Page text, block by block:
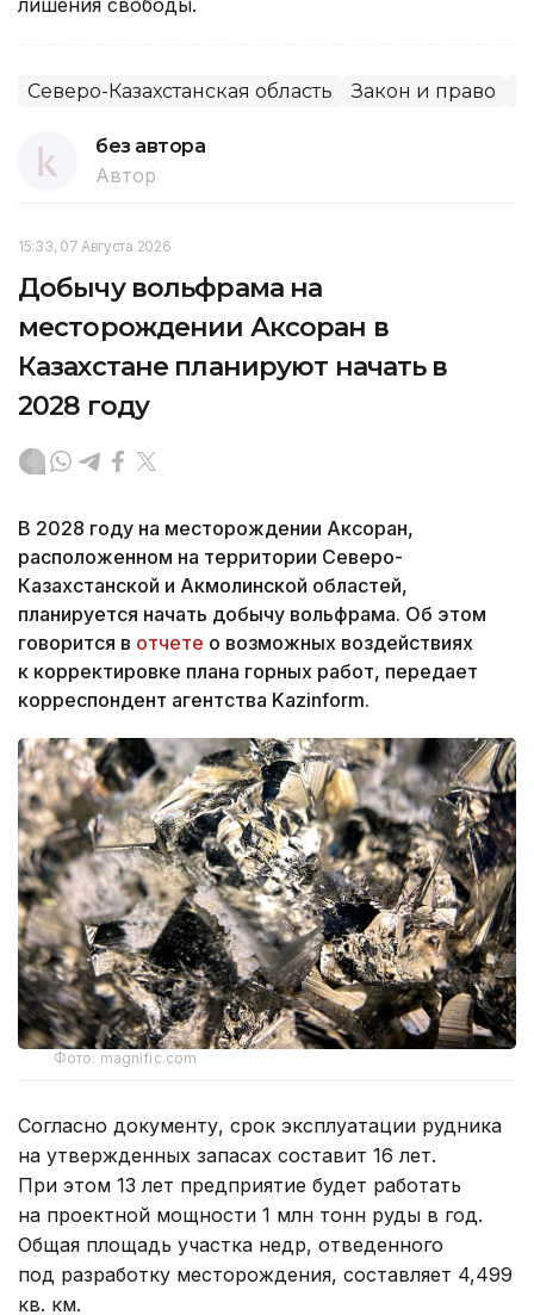
Северо-Казахстанская область Закон и право
без автора
Автор
15:33, 07 Августа 2026
Добычу вольфрама на
месторождении Аксоран в
Казахстане планируют начать в
2028 году
В 2028 году на месторождении Аксоран,
расположенном на территории Северо-
Казахстанской и Акмолинской областей,
планируется начать добычу вольфрама. Об этом
говорится в отчете о возможных воздействиях
к корректировке плана горных работ, передает
корреспондент агентства Kazinform.
Фото: magnific.com
Согласно документу, срок эксплуатации рудника
на утвержденных запасах составит 16 лет.
При этом 13 лет предприятие будет работать
на проектной мощности 1 млн тонн руды в год.
Общая площадь участка недр, отведенного
под разработку месторождения, составляет 4,499
кв. км.